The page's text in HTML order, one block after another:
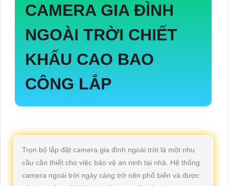
CAMERA GIA ĐÌNH
NGOÀI TRỜI CHIẾT
KHẤU CAO BAO
CÔNG LẮP
Trọn bộ lắp đặt camera gia đình ngoài trời là một nhu
cầu cần thiết cho việc bảo vệ an ninh tại nhà. Hệ thống
camera ngoài trời ngày càng trở nên phổ biến và được